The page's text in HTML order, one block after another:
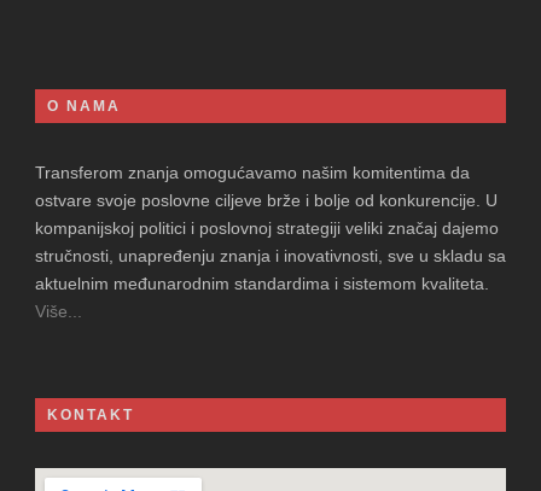
O NAMA
Transferom znanja omogućavamo našim komitentima da
ostvare svoje poslovne ciljeve brže i bolje od konkurencije. U
kompanijskoj politici i poslovnoj strategiji veliki značaj dajemo
stručnosti, unapređenju znanja i inovativnosti, sve u skladu sa
aktuelnim međunarodnim standardima i sistemom kvaliteta.
Više...
KONTAKT